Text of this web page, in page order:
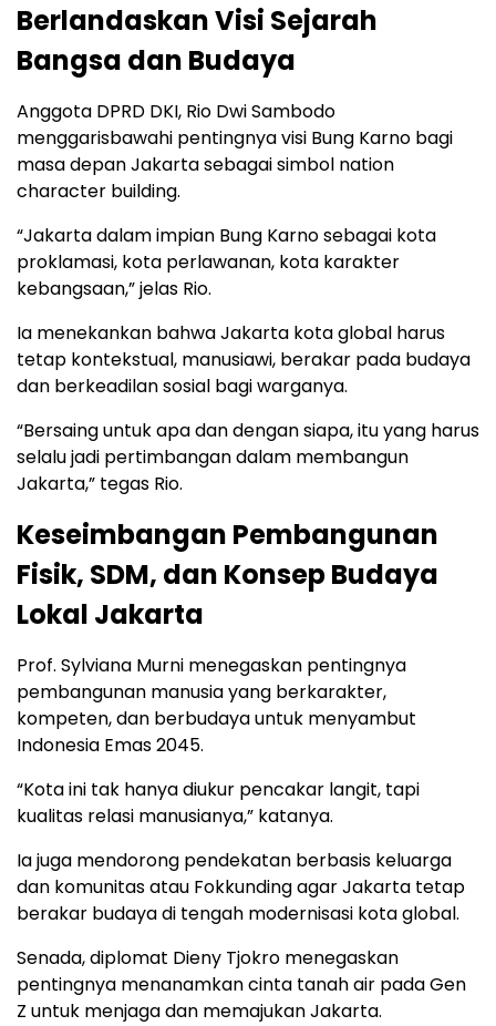
Berlandaskan Visi Sejarah
Bangsa dan Budaya
Anggota DPRD DKI, Rio Dwi Sambodo
menggarisbawahi pentingnya visi Bung Karno bagi
masa depan Jakarta sebagai simbol nation
character building.
“Jakarta dalam impian Bung Karno sebagai kota
proklamasi, kota perlawanan, kota karakter
kebangsaan,” jelas Rio.
Ia menekankan bahwa Jakarta kota global harus
tetap kontekstual, manusiawi, berakar pada budaya
dan berkeadilan sosial bagi warganya.
“Bersaing untuk apa dan dengan siapa, itu yang harus
selalu jadi pertimbangan dalam membangun
Jakarta,” tegas Rio.
Keseimbangan Pembangunan
Fisik, SDM, dan Konsep Budaya
Lokal Jakarta
Prof. Sylviana Murni menegaskan pentingnya
pembangunan manusia yang berkarakter,
kompeten, dan berbudaya untuk menyambut
Indonesia Emas 2045.
“Kota ini tak hanya diukur pencakar langit, tapi
kualitas relasi manusianya,” katanya.
Ia juga mendorong pendekatan berbasis keluarga
dan komunitas atau Fokkunding agar Jakarta tetap
berakar budaya di tengah modernisasi kota global.
Senada, diplomat Dieny Tjokro menegaskan
pentingnya menanamkan cinta tanah air pada Gen
Z untuk menjaga dan memajukan Jakarta.